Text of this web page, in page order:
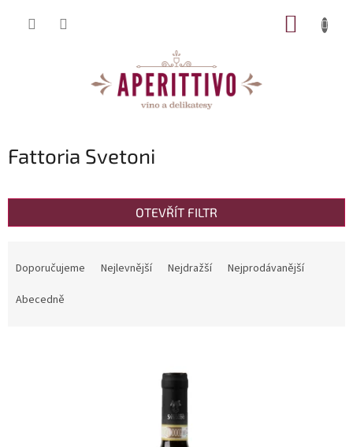
Fattoria Svetoni
OTEVŘÍT FILTR
Doporučujeme Nejlevnější Nejdražší
Nejprodávanější
Abecedně